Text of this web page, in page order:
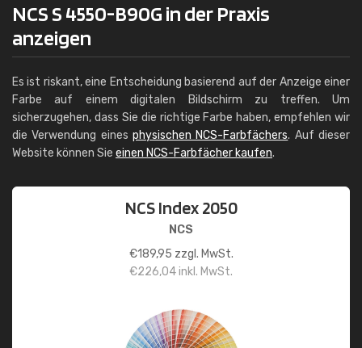
NCS S 4550-B90G in der Praxis
anzeigen
Es ist riskant, eine Entscheidung basierend auf der Anzeige einer
Farbe auf einem digitalen Bildschirm zu treffen. Um
sicherzugehen, dass Sie die richtige Farbe haben, empfehlen wir
die Verwendung eines physischen NCS-Farbfächers. Auf dieser
Website können Sie einen NCS-Farbfächer kaufen.
NCS Index 2050
NCS
€189,95 zzgl. MwSt.
€226,04inkl. MwSt.